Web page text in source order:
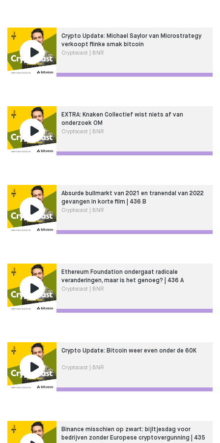
Crypto Update: Michael Saylor van Microstrategy
verkoopt flinke smak bitcoin
Cryptocast | BNR
EXTRA: Knaken Collectief wist niets af van
onderzoek OM
Cryptocast | BNR
Absurde bullmarkt van 2021 en tranendal van 2022
gevangen in korte film | 436 B
Cryptocast | BNR
Ethereum Foundation ondergaat radicale
veranderingen, maar is het genoeg? | 436 A
Cryptocast | BNR
Crypto Update: Bitcoin weer even onder de 60K
Cryptocast | BNR
Binance misschien op zwart: bijltjesdag voor
bedrijven zonder Europese cryptovergunning | 435